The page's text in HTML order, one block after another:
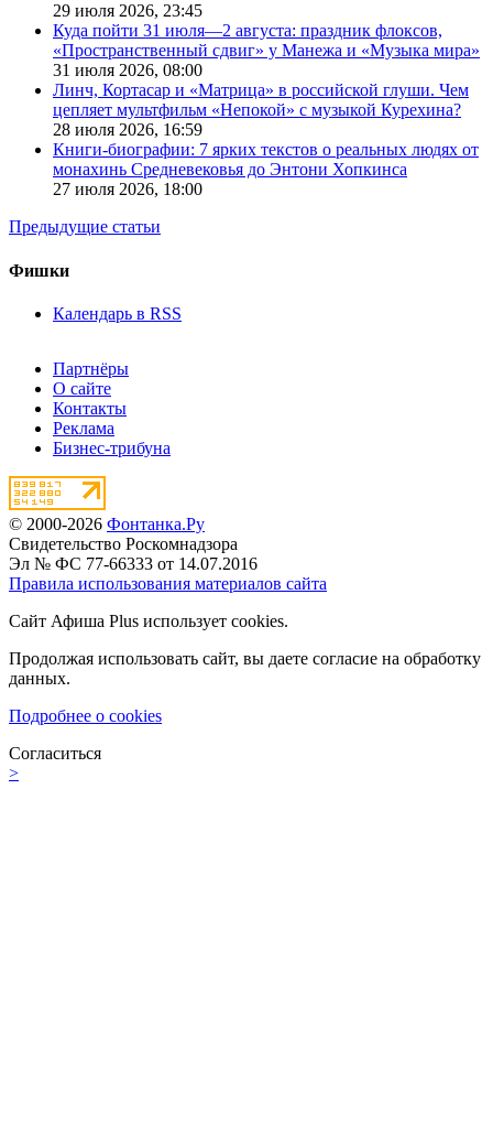
29 июля 2026, 23:45
Куда пойти 31 июля—2 августа: праздник флоксов,
«Пространственный сдвиг» у Манежа и «Музыка мира»
31 июля 2026, 08:00
Линч, Кортасар и «Матрица» в российской глуши. Чем
цепляет мультфильм «Непокой» с музыкой Курехина?
28 июля 2026, 16:59
Книги-биографии: 7 ярких текстов о реальных людях от
монахинь Средневековья до Энтони Хопкинса
27 июля 2026, 18:00
Предыдущие статьи
Фишки
Календарь в RSS
Партнёры
О сайте
Контакты
Реклама
Бизнес-трибуна
© 2000-2026 Фонтанка.Ру
Свидетельство Роскомнадзора
Эл № ФС 77-66333 от 14.07.2016
Правила использования материалов сайта
Сайт Афиша Plus использует cookies.
Продолжая использовать сайт, вы даете согласие на обработку
данных.
Подробнее о cookies
Согласиться
>